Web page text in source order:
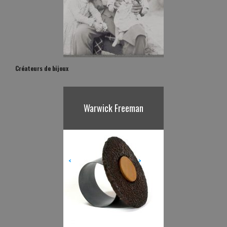
Créateurs de bijoux
Warwick Freeman
Karl Fritsch
< >